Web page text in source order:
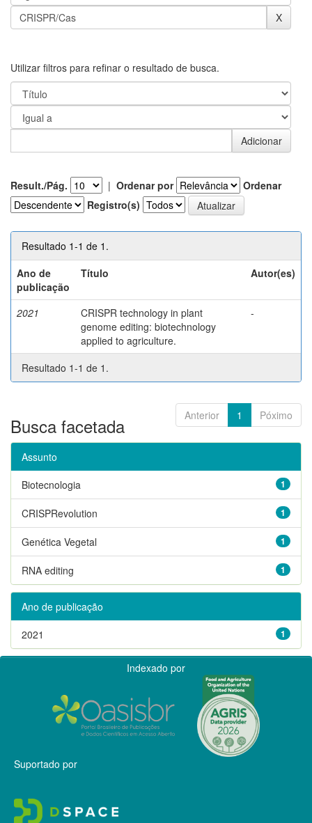
Utilizar filtros para refinar o resultado de busca.
Result./Pág. | Ordenar por
Ordenar
Registro(s)
Resultado 1-1 de 1.
Ano de
publicação
Título Autor(es)
2021
CRISPR technology in plant
genome editing: biotechnology
applied to agriculture.
-
Resultado 1-1 de 1.
Anterior 1 Póximo
Busca facetada
Assunto
1
Biotecnologia
1
CRISPRevolution
1
Genética Vegetal
1
RNA editing
Ano de publicação
1
2021
Indexado por
Suportado por